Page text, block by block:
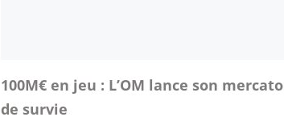
100M€ en jeu : L’OM lance son mercato
de survie